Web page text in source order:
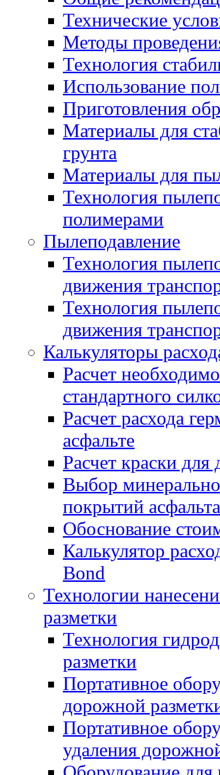
Технические
Методы
Технология
Использование
Приготовления
Материалы для
грунта
Материалы для
Технология
полимерами
Пылеподавление
Технология
движения
Технология
движения
Калькуляторы
Расчет
стандартного
Расчет расхода
асфальте
Расчет краски
Выбор
покрытий асфальта
Обоснование
Калькулятор
Bond
Технологии
разметки
Технология
разметки
Портативное
дорожной
Портативное
удаления